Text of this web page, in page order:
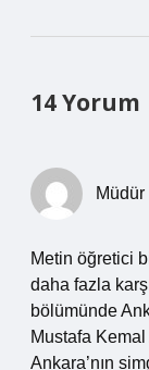
14 Yorum
Müdür
Metin öğretici
daha fazla
bölümünde
Mustafa Kemal
Ankara’nın